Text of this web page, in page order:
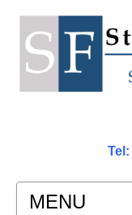
Tel:
MENU